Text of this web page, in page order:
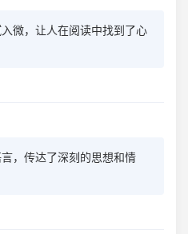
微，让人在阅读中找到了心
，传达了深刻的思想和情